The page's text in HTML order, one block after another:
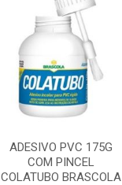
ADESIVO PVC 175G
COM PINCEL
COLATUBO BRASCOLA